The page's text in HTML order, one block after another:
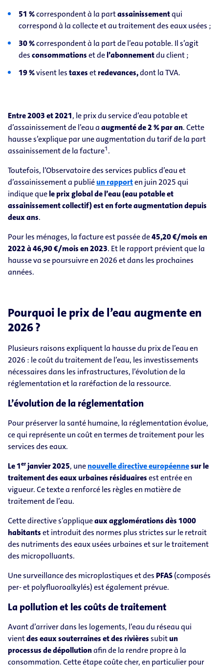
51 %correspondent à la partassainissementqui
correspond à la collecte et au traitement des eaux usées ;
30 %correspondent à la part de l’eau potable. Il s’agit
desconsommationset del’abonnementdu client ;
19 %visent lestaxesetredevances,dont la TVA.
Entre 2003 et 2021, le prix du service d’eau potable et
d’assainissement de l’eau aaugmenté de 2 % par an. Cette
hausse s’explique par une augmentation du tarif de la part
assainissement de la facture1.
Toutefois, l’Observatoire des services publics d’eau et
d’assainissement a publiéun rapporten juin 2025 qui
indique quele prix global de l’eau (eau potable et
assainissement collectif) est en forte augmentation depuis
deux ans.
Pour les ménages, la facture est passée de45,20 €/mois en
2022 à 46,90 €/mois en 2023. Et le rapport prévient que la
hausse va se poursuivre en 2026 et dans les prochaines
années.
Pourquoi le prix de l’eau augmente en
2026 ?
Plusieurs raisons expliquent la hausse du prix de l’eau en
2026 : le coût du traitement de l’eau, les investissements
nécessaires dans les infrastructures, l’évolution de la
réglementation et la raréfaction de la ressource.
L’évolution de la réglementation
Pour préserver la santé humaine, la réglementation évolue,
ce qui représente un coût en termes de traitement pour les
services des eaux.
Le 1erjanvier 2025, unenouvelle directive européennesur le
traitement des eaux urbaines résiduairesest entrée en
vigueur. Ce texte a renforcé les règles en matière de
traitement de l’eau.
Cette directive s’appliqueaux agglomérations dès 1000
habitantset introduit des normes plus strictes sur le retrait
des nutriments des eaux usées urbaines et sur le traitement
des micropolluants.
Une surveillance des microplastiques et des PFAS(composés
per- et polyfluoroalkylés) est également prévue.
La pollution et les coûts de traitement
Avant d’arriver dans les logements, l’eau du réseau qui
vientdes eaux souterraines et des rivièressubitun
processus de dépollutionafin de la rendre propre à la
consommation. Cette étape coûte cher, en particulier pour